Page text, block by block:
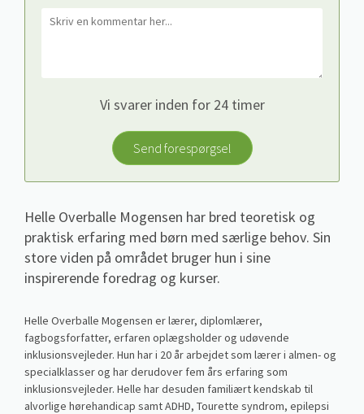
Vi svarer inden for 24 timer
Send forespørgsel
Helle Overballe Mogensen har bred teoretisk og
praktisk erfaring med børn med særlige behov. Sin
store viden på området bruger hun i sine
inspirerende foredrag og kurser.
Helle Overballe Mogensen er lærer, diplomlærer,
fagbogsforfatter, erfaren oplægsholder og udøvende
inklusionsvejleder. Hun har i 20 år arbejdet som lærer i almen- og
specialklasser og har derudover fem års erfaring som
inklusionsvejleder. Helle har desuden familiært kendskab til
alvorlige hørehandicap samt ADHD, Tourette syndrom, epilepsi